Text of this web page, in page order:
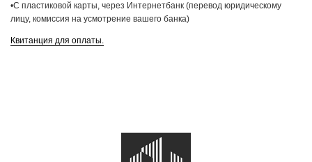
•С пластиковой карты, через Интернетбанк (перевод юридическому
лицу, комиссия на усмотрение вашего банка)
Квитанция для оплаты.